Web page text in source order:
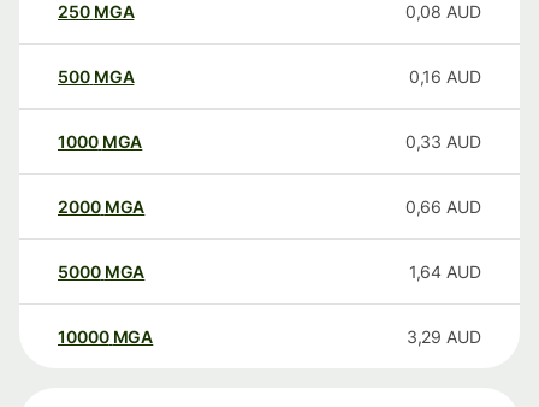
250 MGA 0,08 AUD
500 MGA 0,16 AUD
1000 MGA 0,33 AUD
2000 MGA 0,66 AUD
5000 MGA 1,64 AUD
10000 MGA 3,29 AUD